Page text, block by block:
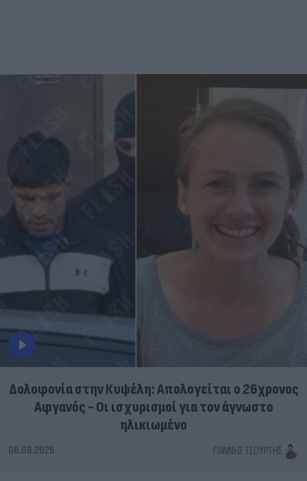
Δολοφονία στην Κυψέλη: Απολογείται ο 26χρονος
Αφγανός - Οι ισχυρισμοί για τον άγνωστο
ηλικιωμένο
06.08.2026 ΓΙΆΝΝΗΣ ΤΣΟΎΡΤΗΣ